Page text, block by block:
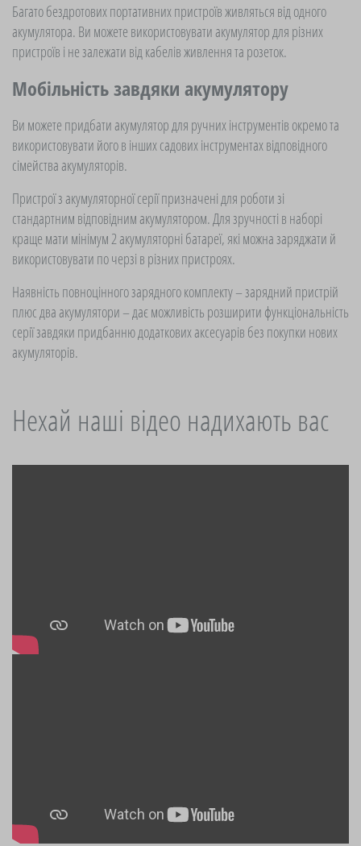
Багато бездротових портативних пристроїв живляться від одного
акумулятора. Ви можете використовувати акумулятор для різних
пристроїв і не залежати від кабелів живлення та розеток.
Мобільність завдяки акумулятору
Ви можете придбати акумулятор для ручних інструментів окремо та
використовувати його в інших садових інструментах відповідного
сімейства акумуляторів.
Пристрої з акумуляторної серії призначені для роботи зі
стандартним відповідним акумулятором. Для зручності в наборі
краще мати мінімум 2 акумуляторні батареї, які можна заряджати й
використовувати по черзі в різних пристроях.
Наявність повноцінного зарядного комплекту – зарядний пристрій
плюс два акумулятори – дає можливість розширити функціональність
серії завдяки придбанню додаткових аксесуарів без покупки нових
акумуляторів.
Нехай наші відео надихають вас